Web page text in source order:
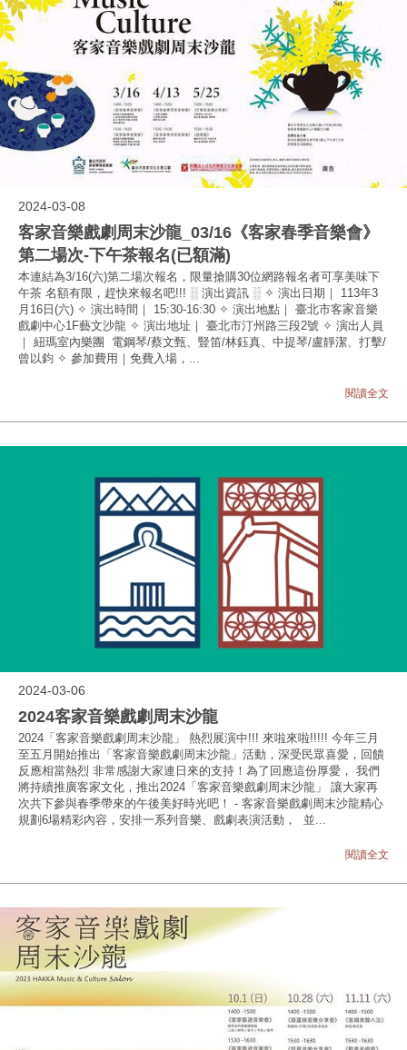
2024-03-08
客家音樂戲劇周末沙龍_03/16《客家春季音樂會》
第二場次-下午茶報名(已額滿)
本連結為3/16(六)第二場次報名，限量搶購30位網路報名者可享美味下
午茶 名額有限，趕快來報名吧!!! ░ 演出資訊 ░ ✧ 演出日期｜ 113年3
月16日(六) ✧ 演出時間｜ 15:30-16:30 ✧ 演出地點｜ 臺北市客家音樂
戲劇中心1F藝文沙龍 ✧ 演出地址｜ 臺北市汀州路三段2號 ✧ 演出人員
｜ 紐瑪室內樂團 電鋼琴/蔡文甄、豎笛/林鈺真、中提琴/盧靜潔、打擊/
曾以鈞 ✧ 參加費用｜免費入場，...
閱讀全文
2024-03-06
2024客家音樂戲劇周末沙龍
2024「客家音樂戲劇周末沙龍」 熱烈展演中!!! 來啦來啦!!!!! 今年三月
至五月開始推出「客家音樂戲劇周末沙龍」活動，深受民眾喜愛，回饋
反應相當熱烈 非常感謝大家連日來的支持！為了回應這份厚愛， 我們
將持續推廣客家文化，推出2024「客家音樂戲劇周末沙龍」 讓大家再
次共下參與春季帶來的午後美好時光吧！ - 客家音樂戲劇周末沙龍精心
規劃6場精彩內容，安排一系列音樂、戲劇表演活動， 並...
閱讀全文